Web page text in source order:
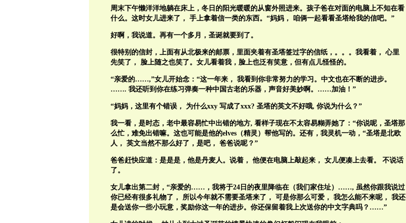
周末下午懒洋洋地躺在床上，冬日的阳光暖暖的从窗外照进来。孩子爸在对面的电脑上不知在看
什么。这时女儿进来了， 手上拿着信一类的东西。“妈妈， 咱俩一起看看圣塔给我的信吧。”
好啊，我说道。再有一个多月，圣诞就要到了。
很特别的信封，上面有从北极来的邮票，里面夹着有圣塔签过字的信纸，。。。我看着， 心里
先笑了，
脸上随之也笑了。女儿看着我，脸上也泛有笑意，但有点儿怪怪的。
“亲爱的……,”女儿开始念：“这一年来， 我看到你非常努力的学习。中文也在不断的进步。
……. 我还听到你在练习弹奏一种中国古老的乐器，声音好美妙啊。 ……加油！ ”
“妈妈，这里有个错误， 为什么xxy 写成了xxx? 圣塔的英文不好哦, 你说为什么？”
我一看，是时态，老中最容易忙中出错的地方, 看样子现在不太容易糊弄她了：“你说呢，圣塔那
么忙，难免出错嘛。这也可能是他的elves（精灵）帮他写的。还有，我灵机一动，“圣塔是北欧
人， 英文当然不那么好了，是吧， 爸爸说呢？”
爸爸赶快应道：是是是，他是丹麦人。说着， 他便在电脑上敲起来， 女儿便凑上去看。
不说话
了。
女儿拿出第二封，“亲爱的…… ，我将于24日的夜里降临在（我们家住址） ……, 虽然你跟我说过
你已经有很多礼物了，
所以今年就不需要圣塔来了， 可是你那么可爱， 我怎么能不来呢， 我还
是会送你一些小玩意，奖励你这一年的进步。你还保留着我上次送你的中文字典吗？ ……”